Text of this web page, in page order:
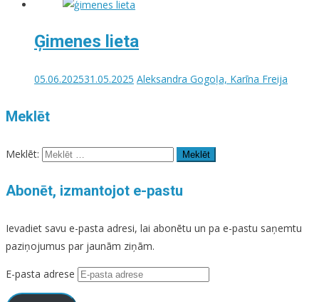
Ģimenes lieta
05.06.202531.05.2025 Aleksandra Gogoļa, Karīna Freija
Meklēt
Meklēt:
Abonēt, izmantojot e-pastu
Ievadiet savu e-pasta adresi, lai abonētu un pa e-pastu saņemtu
paziņojumus par jaunām ziņām.
E-pasta adrese